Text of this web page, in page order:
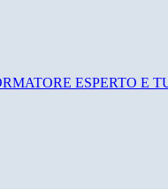
ESPERTO E